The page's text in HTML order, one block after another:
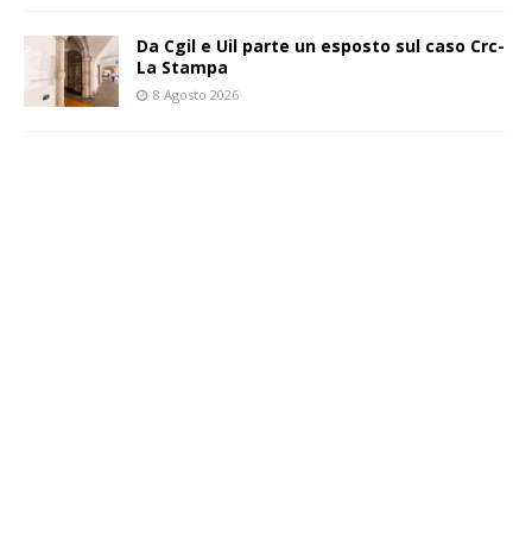
Da Cgil e Uil parte un esposto sul caso Crc-
La Stampa
8 Agosto 2026